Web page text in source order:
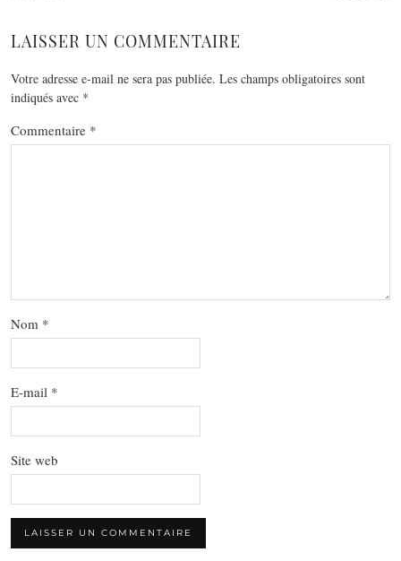
LAISSER UN COMMENTAIRE
Votre adresse e-mail ne sera pas publiée. Les champs obligatoires sont
indiqués avec *
Commentaire *
Nom *
E-mail *
Site web